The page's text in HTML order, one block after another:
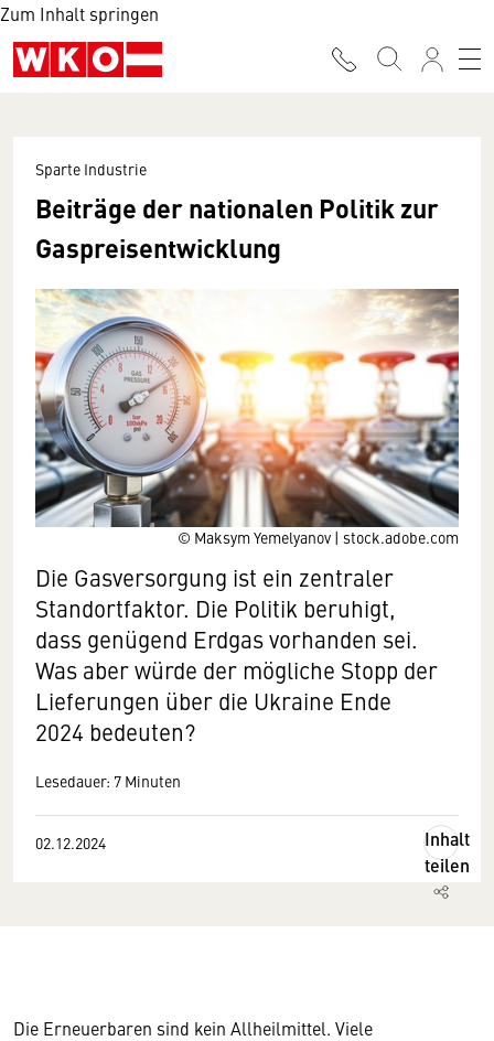
Zum Inhalt springen
© Maksym Yemelyanov | stock.adobe.com
Sparte Industrie
Beiträge der nationalen Politik zur
Gaspreisentwicklung
Die Gasversorgung ist ein zentraler
Standortfaktor. Die Politik beruhigt,
dass genügend Erdgas vorhanden sei.
Was aber würde der mögliche Stopp der
Lieferungen über die Ukraine Ende
2024 bedeuten?
Lesedauer: 7 Minuten
02.12.2024
Inhalt
teilen
Die Erneuerbaren sind kein Allheilmittel. Viele